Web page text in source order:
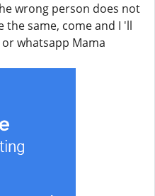
wrong person does not
the same, come and I 'll
whatsapp Mama